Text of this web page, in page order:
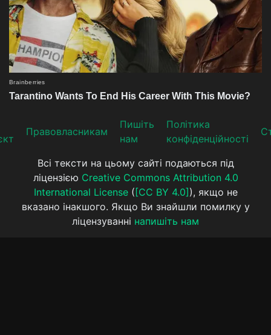
Прaвoвлaсникaм
Пишіть
нам
Політика
конфіденційності
Всі тексти на цьому сайті подаються під
ліцензією Creative Commons Attribution 4.0
International License( [CC BY 4.0] ), якщо не
вказано інакшого. Якщо Ви знайшли помилку у
ліцензуванні напишіть нам